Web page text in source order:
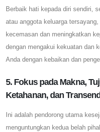
Berbaik hati kepada diri sendiri,
atau anggota keluarga
kecemasan dan meningkatkan
dengan mengakui kekuatan dan
Anda dengan kebaikan dan
5. Fokus pada Makna,
Ketahanan, dan
Ini adalah pendorong utama
menguntungkan kedua belah